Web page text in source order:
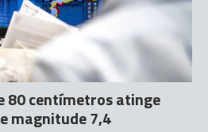
80 centímetros atinge
magnitude 7,4